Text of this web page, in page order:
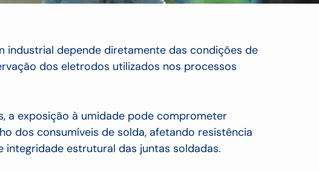
industrial depende diretamente das condições de
dos eletrodos utilizados nos processos
a exposição à umidade pode comprometer
dos consumíveis de solda, afetando resistência
integridade estrutural das juntas soldadas.